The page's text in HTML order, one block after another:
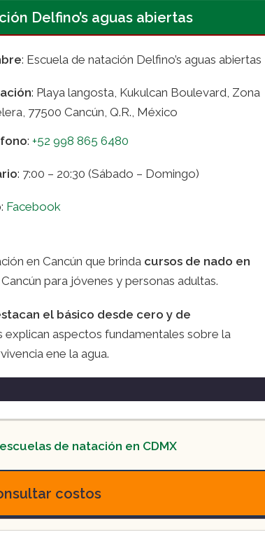
Cancún (5 años en adelante):
de
Delfino’s aguas abiertas
: Escuela de natación Delfino’s aguas abiertas
: Playa langosta, Kukulcan Boulevard, Zona
77500 Cancún, Q.R., México
: +52 998 865 6480
: 7:00 – 20:30 (Sábado – Domingo)
: Facebook
en Cancún que brinda cursos de nado en
para jóvenes y personas adultas.
el básico desde cero y de
explican aspectos fundamentales sobre la
ene la agua.
escuelas de natación en CDMX
costos